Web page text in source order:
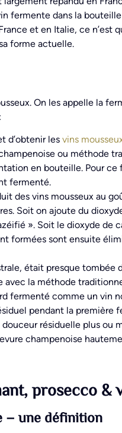
fermente dans la
et en Italie, ce n’est
forme actuelle.
On les appelle la
d’obtenir les vins
ou méthode
en bouteille. Pour
fermenté.
des vins mousseux au
Soit on ajoute du
». Soit le dioxyde de
formées sont ensuite
était presque tombée
la méthode
fermenté comme un vin
pendant la première
résiduelle plus ou
champenoise
prosecco &
– une définition